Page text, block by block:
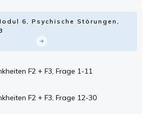
6, Psychische Störungen,
F2 + F3, Frage 1-11
F2 + F3, Frage 12-30